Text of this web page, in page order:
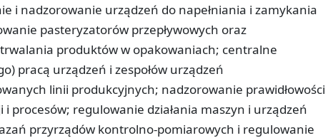
i nadzorowanie urządzeń do napełniania i zamykania
pasteryzatorów przepływowych oraz
produktów w opakowaniach; centralne
pracą urządzeń i zespołów urządzeń
linii produkcyjnych; nadzorowanie prawidłowości
procesów; regulowanie działania maszyn i urządzeń
przyrządów kontrolno-pomiarowych i regulowanie